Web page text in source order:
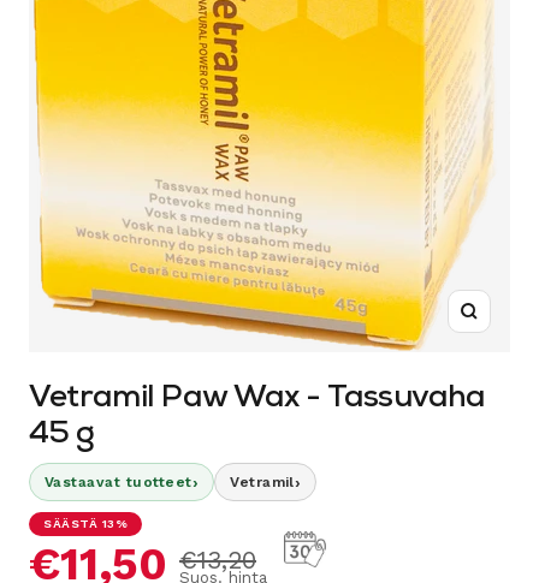
Vetramil Paw Wax - Tassuvaha
45 g
Vastaavat tuotteet› Vetramil›
SÄÄSTÄ 13%
Alennushinta
€11,50 Normaalihinta
€13,20
Suos. hinta